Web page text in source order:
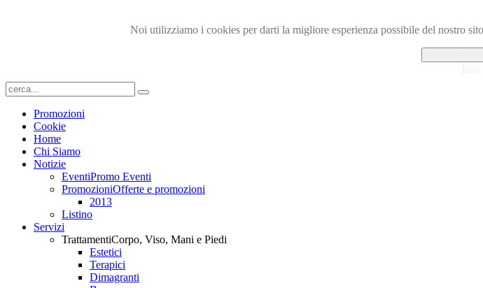
Noi utilizziamo i cookies per darti la migliore esperienza possibile del nostro
Promozioni
Cookie
Home
Chi Siamo
Notizie
EventiPromo Eventi
PromozioniOfferte e promozioni
2013
Listino
Servizi
TrattamentiCorpo, Viso, Mani e Piedi
Estetici
Terapici
Dimagranti